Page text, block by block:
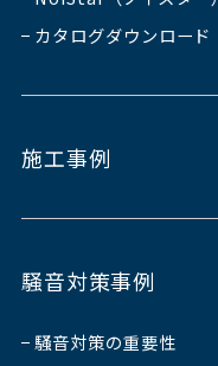
カタログダウンロード
施工事例
騒音対策事例
騒音対策の重要性